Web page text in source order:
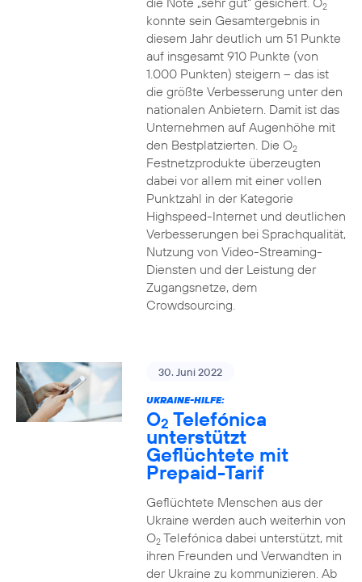
2
konnte sein Gesamtergebnis in
diesem Jahr deutlich um 51 Punkte
auf insgesamt 910 Punkte (von
1.000 Punkten) steigern – das ist
die größte Verbesserung unter den
nationalen Anbietern. Damit ist das
Unternehmen auf Augenhöhe mit
den Bestplatzierten. Die O2
Festnetzprodukte überzeugten
dabei vor allem mit einer vollen
Punktzahl in der Kategorie
Highspeed-Internet und deutlichen
Verbesserungen bei Sprachqualität,
Nutzung von Video-Streaming-
Diensten und der Leistung der
Zugangsnetze, dem
Crowdsourcing.
30. Juni 2022
UKRAINE-HILFE:
O2 Telefónica
unterstützt
Geflüchtete mit
Prepaid-Tarif
Geflüchtete Menschen aus der
Ukraine werden auch weiterhin von
O2Telefónica dabei unterstützt, mit
ihren Freunden und Verwandten in
der Ukraine zu kommunizieren. Ab